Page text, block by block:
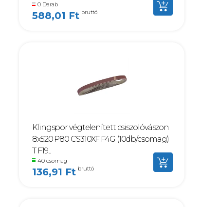
0 Darab
588,01 Ft bruttó
Klingspor végtelenített csiszolóvászon
8x520 P80 CS310XF F4G (10db/csomag)
T F19...
40 csomag
136,91 Ft bruttó